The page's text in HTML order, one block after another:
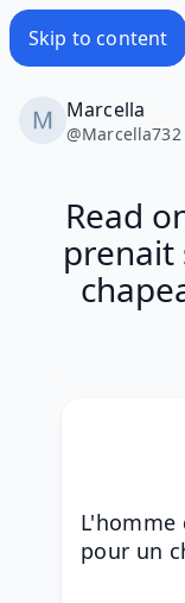
Skip to content
Marcella
@Marcella732
Read
prenait
pour un